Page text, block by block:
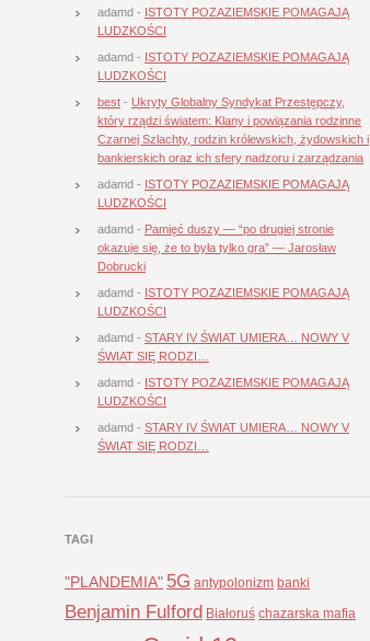
adamd - ISTOTY POZAZIEMSKIE POMAGAJĄ
LUDZKOŚCI
adamd - ISTOTY POZAZIEMSKIE POMAGAJĄ
LUDZKOŚCI
best - Ukryty Globalny Syndykat Przestępczy,
który rządzi światem: Klany i powiązania rodzinne
Czarnej Szlachty, rodzin królewskich, żydowskich i
bankierskich oraz ich sfery nadzoru i zarządzania
adamd - ISTOTY POZAZIEMSKIE POMAGAJĄ
LUDZKOŚCI
adamd - Pamięć duszy — “po drugiej stronie
okazuje się, że to była tylko gra” — Jarosław
Dobrucki
adamd - ISTOTY POZAZIEMSKIE POMAGAJĄ
LUDZKOŚCI
adamd - STARY IV ŚWIAT UMIERA… NOWY V
ŚWIAT SIĘ RODZI…
adamd - ISTOTY POZAZIEMSKIE POMAGAJĄ
LUDZKOŚCI
adamd - STARY IV ŚWIAT UMIERA… NOWY V
ŚWIAT SIĘ RODZI…
TAGI
"PLANDEMIA" 5G antypolonizm banki
Benjamin Fulford Białoruś chazarska mafia